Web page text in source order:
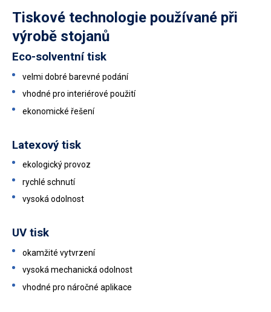
Tiskové technologie používané při
výrobě stojanů
Eco-solventní tisk
velmi dobré barevné podání
vhodné pro interiérové použití
ekonomické řešení
Latexový tisk
ekologický provoz
rychlé schnutí
vysoká odolnost
UV tisk
okamžité vytvrzení
vysoká mechanická odolnost
vhodné pro náročné aplikace